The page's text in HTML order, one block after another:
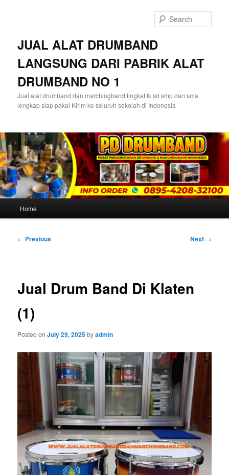
JUAL ALAT DRUMBAND
LANGSUNG DARI PABRIK ALAT
DRUMBAND NO 1
Jual alat drumband dan marchingband tingkat tk sd smp dan sma
lengkap siap pakai Kirim ke seluruh sekolah di Indonesia
Home
Post
← Previous Next →
Jual Drum Band Di Klaten
(1)
Posted onJuly 29, 2025byadmin